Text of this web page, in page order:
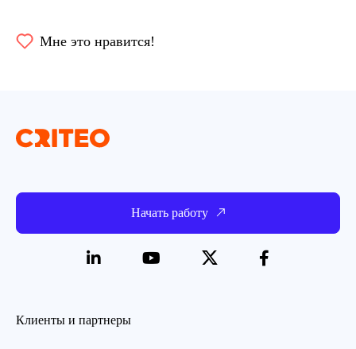
Мне это нравится!
Начать работу
Клиенты и партнеры